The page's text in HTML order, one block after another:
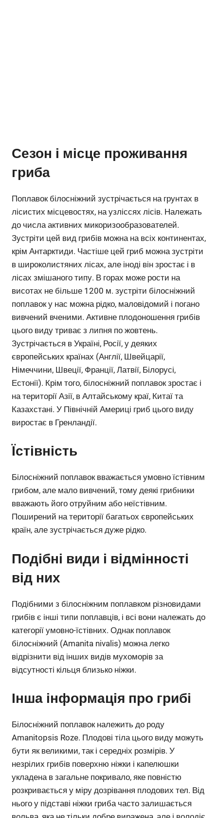
Сезон і місце проживання
гриба
Поплавок білосніжний зустрічається на грунтах в
лісистих місцевостях, на узліссях лісів. Належать
до числа активних микоризообразователей.
Зустріти цей вид грибів можна на всіх континентах,
крім Антарктиди. Частіше цей гриб можна зустріти
в широколистяних лісах, але іноді він зростає і в
лісах змішаного типу. В горах може рости на
висотах не більше 1200 м. зустріти білосніжний
поплавок у нас можна рідко, маловідомий і погано
вивчений вченими. Активне плодоношення грибів
цього виду триває з липня по жовтень.
Зустрічається в Україні, Росії, у деяких
європейських країнах (Англії, Швейцарії,
Німеччини, Швеції, Франції, Латвії, Білорусі,
Естонії). Крім того, білосніжний поплавок зростає і
на території Азії, в Алтайському краї, Китаї та
Казахстані. У Північній Америці гриб цього виду
виростає в Гренландії.
Їстівність
Білосніжний поплавок вважається умовно їстівним
грибом, але мало вивчений, тому деякі грибники
вважають його отруйним або неїстівним.
Поширений на території багатьох європейських
країн, але зустрічається дуже рідко.
Подібні види і відмінності
від них
Подібними з білосніжним поплавком різновидами
грибів є інші типи поплавців, і всі вони належать до
категорії умовно-їстівних. Однак поплавок
білосніжний (Amanita nivalis) можна легко
відрізнити від інших видів мухоморів за
відсутності кільця близько ніжки.
Інша інформація про грибі
Білосніжний поплавок належить до роду
Amanitopsis Roze. Плодові тіла цього виду можуть
бути як великими, так і середніх розмірів. У
незрілих грибів поверхню ніжки і капелюшки
укладена в загальне покривало, яке повністю
розкривається у міру дозрівання плодових тел. Від
нього у підставі ніжки гриба часто залишається